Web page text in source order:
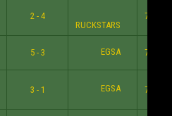
2 - 4
RUCKSTARS
7:30
5 - 3 EGSA 7:30
3 - 1
EGSA 7:30